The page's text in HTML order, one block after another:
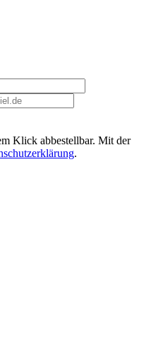
Klick abbestellbar. Mit der
.